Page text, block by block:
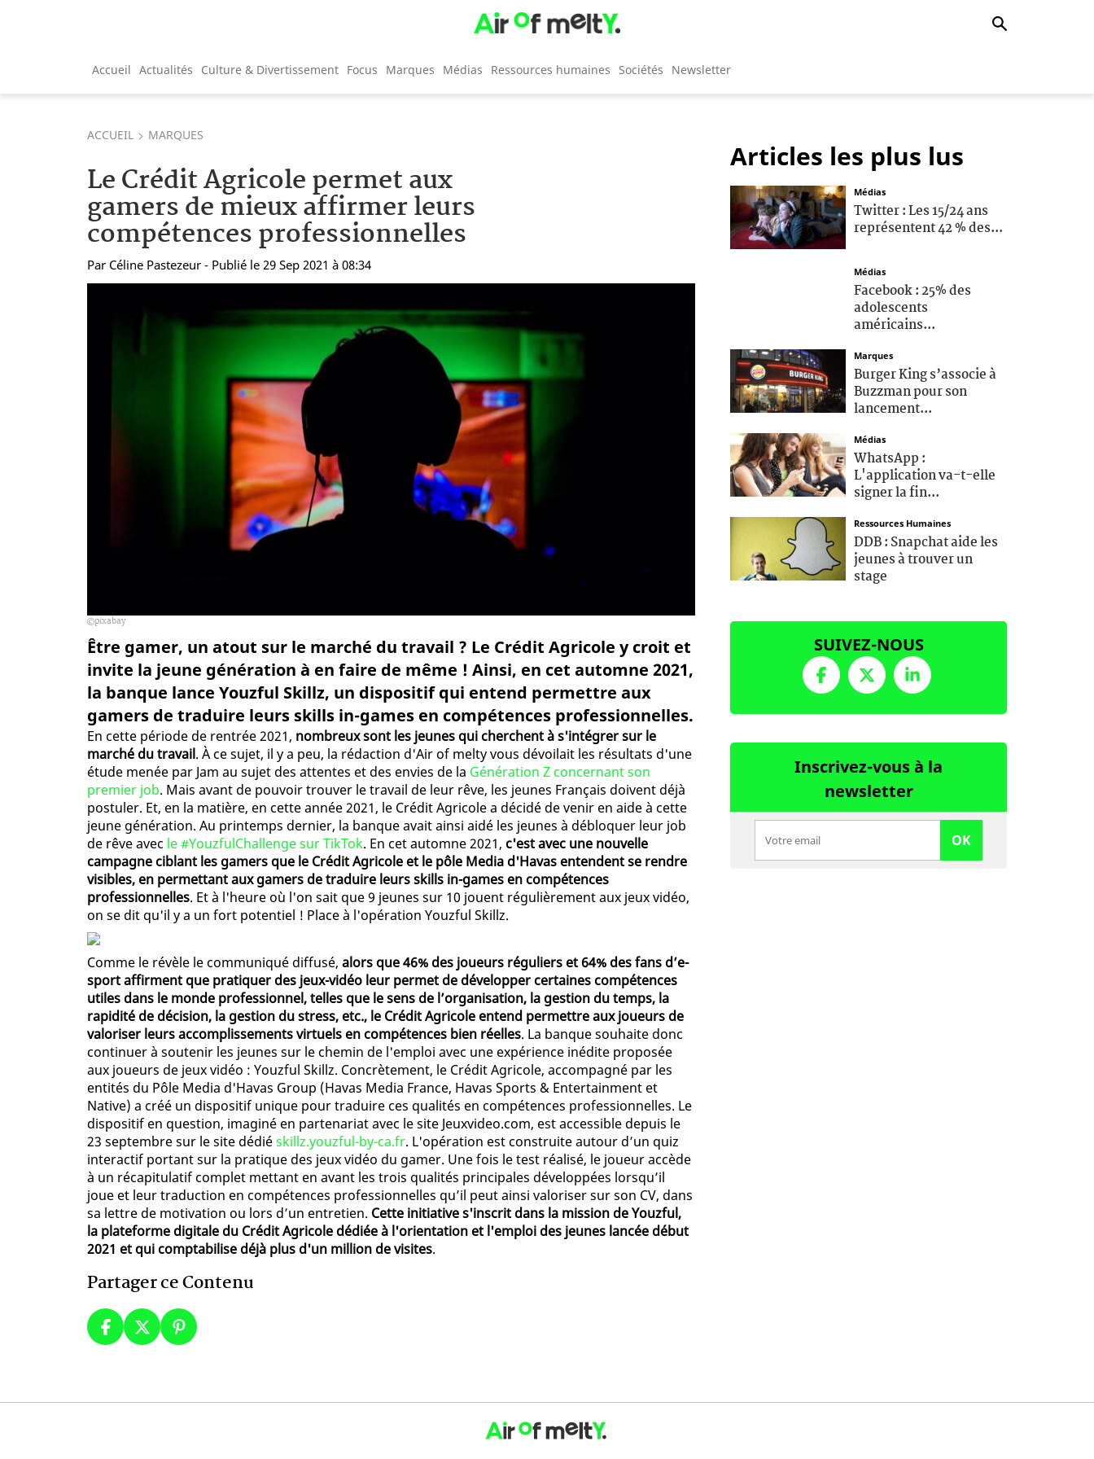
Accueil Actualités Culture & Divertissement Focus Marques Médias Ressources humaines Sociétés Newsletter
ACCUEIL MARQUES
Le Crédit Agricole permet aux
gamers de mieux affirmer leurs
compétences professionnelles
Par Céline Pastezeur - Publié le 29 Sep 2021 à 08:34
pixabay
Être gamer, un atout sur le marché du travail ? Le Crédit Agricole y croit et
invite la jeune génération à en faire de même ! Ainsi, en cet automne 2021,
la banque lance Youzful Skillz, un dispositif qui entend permettre aux
gamers de traduire leurs skills in-games en compétences professionnelles.
En cette période de rentrée 2021, nombreux sont les jeunes qui cherchent à s'intégrer sur le
marché du travail. À ce sujet, il y a peu, la rédaction d'Air of melty vous dévoilait les résultats d'une
étude menée par Jam au sujet des attentes et des envies de la Génération Z concernant son
premier job. Mais avant de pouvoir trouver le travail de leur rêve, les jeunes Français doivent déjà
postuler. Et, en la matière, en cette année 2021, le Crédit Agricole a décidé de venir en aide à cette
jeune génération. Au printemps dernier, la banque avait ainsi aidé les jeunes à débloquer leur job
de rêve avec le #YouzfulChallenge sur TikTok. En cet automne 2021, c'est avec une nouvelle
campagne ciblant les gamers que le Crédit Agricole et le pôle Media d'Havas entendent se rendre
visibles, en permettant aux gamers de traduire leurs skills in-games en compétences
professionnelles. Et à l'heure où l'on sait que 9 jeunes sur 10 jouent régulièrement aux jeux vidéo,
on se dit qu'il y a un fort potentiel ! Place à l'opération Youzful Skillz.
Comme le révèle le communiqué diffusé, alors que 46% des joueurs réguliers et 64% des fans d’e-
sport affirment que pratiquer des jeux-vidéo leur permet de développer certaines compétences
utiles dans le monde professionnel, telles que le sens de l’organisation, la gestion du temps, la
rapidité de décision, la gestion du stress, etc., le Crédit Agricole entend permettre aux joueurs de
valoriser leurs accomplissements virtuels en compétences bien réelles. La banque souhaite donc
continuer à soutenir les jeunes sur le chemin de l'emploi avec une expérience inédite proposée
aux joueurs de jeux vidéo : Youzful Skillz. Concrètement, le Crédit Agricole, accompagné par les
entités du Pôle Media d'Havas Group (Havas Media France, Havas Sports & Entertainment et
Native) a créé un dispositif unique pour traduire ces qualités en compétences professionnelles. Le
dispositif en question, imaginé en partenariat avec le site Jeuxvideo.com, est accessible depuis le
23 septembre sur le site dédiéskillz.youzful-by-ca.fr. L'opération est construite autour d’un quiz
interactif portant sur la pratique des jeux vidéo du gamer. Une fois le test réalisé, le joueur accède
à un récapitulatif complet mettant en avant les trois qualités principales développées lorsqu’il
joue et leur traduction en compétences professionnelles qu’il peut ainsi valoriser sur son CV, dans
sa lettre de motivation ou lors d’un entretien. Cette initiative s'inscrit dans la mission de Youzful,
la plateforme digitale du Crédit Agricole dédiée à l'orientation et l'emploi des jeunes lancée début
2021 et qui comptabilise déjà plus d'un million de visites.
Partager ce Contenu
Articles les plus lus
Médias
Twitter : Les 15/24 ans
représentent 42 % des...
Médias
Facebook : 25% des
adolescents
américains...
Marques
Burger King s’associe à
Buzzman pour son
lancement...
Médias
WhatsApp :
L'application va-t-elle
signer la fin...
Ressources Humaines
DDB : Snapchat aide les
jeunes à trouver un
stage
SUIVEZ-NOUS
Inscrivez-vous à la
newsletter
OK